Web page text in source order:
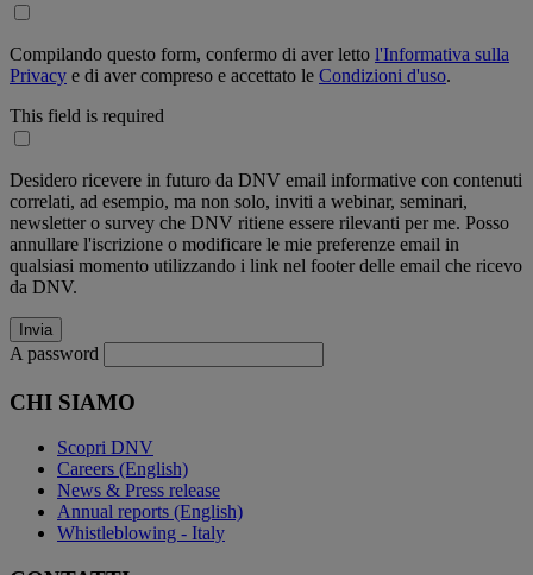
Compilando questo form, confermo di aver letto l'Informativa sulla
Privacy e di aver compreso e accettato le Condizioni d'uso.
This field is required
Desidero ricevere in futuro da DNV email informative con contenuti
correlati, ad esempio, ma non solo, inviti a webinar, seminari,
newsletter o survey che DNV ritiene essere rilevanti per me. Posso
annullare l'iscrizione o modificare le mie preferenze email in
qualsiasi momento utilizzando i link nel footer delle email che ricevo
da DNV.
A password
CHI SIAMO
Scopri DNV
Careers (English)
News & Press release
Annual reports (English)
Whistleblowing - Italy